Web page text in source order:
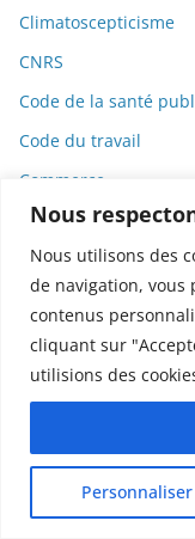
Nous
Nous utilisons des
de navigation, vous
contenus
cliquant sur
utilisions des
Personnaliser
Climatoscepticisme
CNRS
Code de la santé
Code du travail
Commerce
Commission
Communication
Communication
Communiqué de
Compléments
Concurrence
Concurrence déloyale